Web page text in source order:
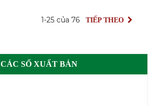
1-25 của 76 TIẾP THEO
CÁC SỐ XUẤT BẢN